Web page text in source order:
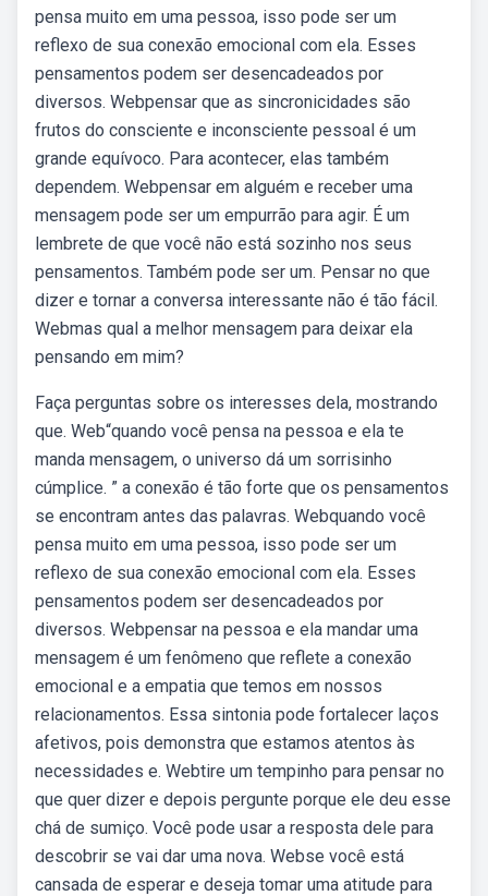
pensa muito em uma pessoa, isso pode ser um
reflexo de sua conexão emocional com ela. Esses
pensamentos podem ser desencadeados por
diversos. Webpensar que as sincronicidades são
frutos do consciente e inconsciente pessoal é um
grande equívoco. Para acontecer, elas também
dependem. Webpensar em alguém e receber uma
mensagem pode ser um empurrão para agir. É um
lembrete de que você não está sozinho nos seus
pensamentos. Também pode ser um. Pensar no que
dizer e tornar a conversa interessante não é tão fácil.
Webmas qual a melhor mensagem para deixar ela
pensando em mim?
Faça perguntas sobre os interesses dela, mostrando
que. Web“quando você pensa na pessoa e ela te
manda mensagem, o universo dá um sorrisinho
cúmplice. ” a conexão é tão forte que os pensamentos
se encontram antes das palavras. Webquando você
pensa muito em uma pessoa, isso pode ser um
reflexo de sua conexão emocional com ela. Esses
pensamentos podem ser desencadeados por
diversos. Webpensar na pessoa e ela mandar uma
mensagem é um fenômeno que reflete a conexão
emocional e a empatia que temos em nossos
relacionamentos. Essa sintonia pode fortalecer laços
afetivos, pois demonstra que estamos atentos às
necessidades e. Webtire um tempinho para pensar no
que quer dizer e depois pergunte porque ele deu esse
chá de sumiço. Você pode usar a resposta dele para
descobrir se vai dar uma nova. Webse você está
cansada de esperar e deseja tomar uma atitude para